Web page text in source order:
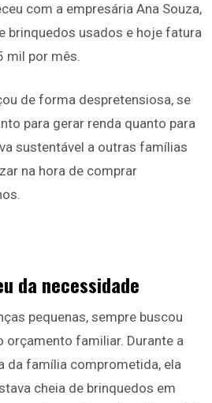
com a empresária Ana Souza,
brinquedos usados e hoje fatura
mil por mês.
de forma despretensiosa, se
para gerar renda quanto para
sustentável a outras famílias
na hora de comprar
da necessidade
pequenas, sempre buscou
orçamento familiar. Durante a
da família comprometida, ela
cheia de brinquedos em